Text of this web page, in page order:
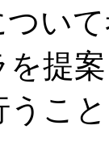
い
提
うこ